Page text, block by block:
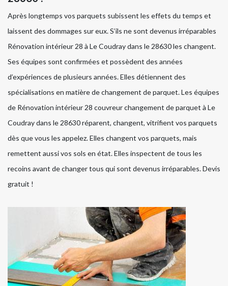
Après longtemps vos parquets subissent les effets du temps et
laissent des dommages sur eux. S’ils ne sont devenus irréparables
Rénovation intérieur 28 à Le Coudray dans le 28630 les changent.
Ses équipes sont confirmées et possèdent des années
d’expériences de plusieurs années. Elles détiennent des
spécialisations en matière de changement de parquet. Les équipes
de Rénovation intérieur 28 couvreur changement de parquet à Le
Coudray dans le 28630 réparent, changent, vitrifient vos parquets
dès que vous les appelez. Elles changent vos parquets, mais
remettent aussi vos sols en état. Elles inspectent de tous les
recoins avant de changer tous qui sont devenus irréparables. Devis
gratuit !